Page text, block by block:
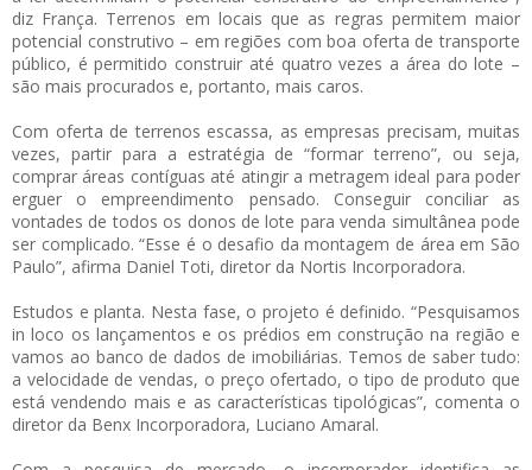
diz França. Terrenos em locais que as regras permitem maior
potencial construtivo – em regiões com boa oferta de transporte
público, é permitido construir até quatro vezes a área do lote –
são mais procurados e, portanto, mais caros.
Com oferta de terrenos escassa, as empresas precisam, muitas
vezes, partir para a estratégia de “formar terreno”, ou seja,
comprar áreas contíguas até atingir a metragem ideal para poder
erguer o empreendimento pensado. Conseguir conciliar as
vontades de todos os donos de lote para venda simultânea pode
ser complicado. “Esse é o desafio da montagem de área em São
Paulo”, afirma Daniel Toti, diretor da Nortis Incorporadora.
Estudos e planta. Nesta fase, o projeto é definido. “Pesquisamos
in loco os lançamentos e os prédios em construção na região e
vamos ao banco de dados de imobiliárias. Temos de saber tudo:
a velocidade de vendas, o preço ofertado, o tipo de produto que
está vendendo mais e as características tipológicas”, comenta o
diretor da Benx Incorporadora, Luciano Amaral.